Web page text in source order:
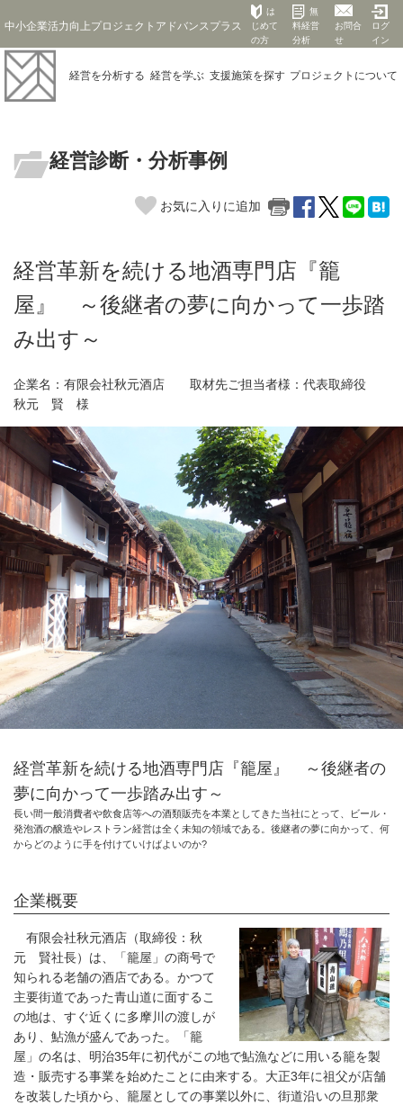
中小企業活力向上プロジェクトアドバンスプラス
は
じめて
の方
無
料経営
分析
お問合
せ
ログ
イン
経営を分析する 経営を学ぶ 支援施策を探す プロジェクト について
経営診断・分析事例
お気に入りに追加
経営革新を続ける地酒専門店『籠
屋』 ～後継者の夢に向かって一歩踏
み出す～
企業名：有限会社秋元酒店 取材先ご担当者様：代表取締役
秋元 賢 様
経営革新を続ける地酒専門店『籠屋』 ～後継者の
夢に向かって一歩踏み出す～
長い間一般消費者や飲食店等への酒類販売を本業としてきた当社にとって、ビール・
発泡酒の醸造やレストラン経営は全く未知の領域である。後継者の夢に向かって、何
からどのように手を付けていけばよいのか?
企業概要
有限会社秋元酒店（取締役：秋
元 賢社長）は、「籠屋」の商号で
知られる老舗の酒店である。かつて
主要街道であった青山道に面するこ
の地は、すぐ近くに多摩川の渡しが
あり、鮎漁が盛んであった。「籠
屋」の名は、明治35年に初代がこの地で鮎漁などに用いる籠を製
造・販売する事業を始めたことに由来する。大正3年に祖父が店舗
を改装した頃から、籠屋としての事業以外に、街道沿いの旦那衆